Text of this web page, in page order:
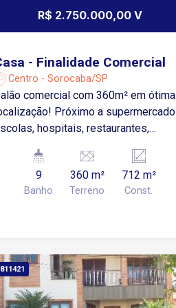
R$ 2.750.000,00 V
- Finalidade Comercial
Centro - Sorocaba/SP
comercial com 360m² em ótima
Próximo a supermercados,
hospitais, restaurantes,
Shopping e seus outros pontos
comercias. Imóvel com fácil acesso á
Avenida Dom Aguirre. Piso Térreo com
9
Banho
360 m²
Terreno
712 m²
Const.
811421